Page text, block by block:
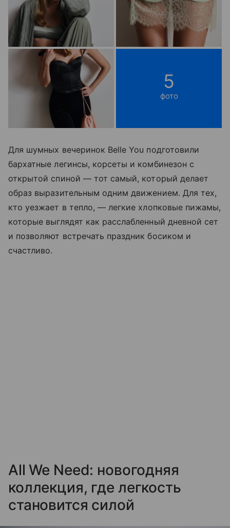
5
фото
Для шумных вечеринок Belle You подготовили
бархатные легинсы, корсеты и комбинезон с
открытой спиной — тот самый, который делает
образ выразительным одним движением. Для тех,
кто уезжает в тепло, — легкие хлопковые пижамы,
которые выглядят как расслабленный дневной сет
и позволяют встречать праздник босиком и
счастливо.
All We Need: новогодняя
коллекция, где легкость
становится силой